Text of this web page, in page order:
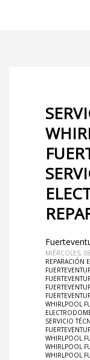
MIÉRCOLES,
REPARACIÓN
WHIRLPOOL
SERVICIO
WHIRLPOOL
WHIRLPOOL
WHIRLPOOL